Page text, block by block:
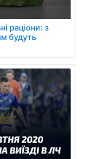
раціони: з
будуть